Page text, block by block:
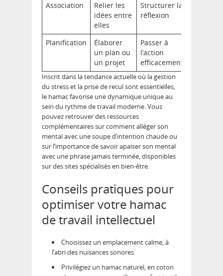
Association
Relier les
idées entre
elles
Structurer la
réflexion
Planification
Élaborer
un plan ou
un projet
Passer à
l’action
efficacement
Inscrit dans la tendance actuelle où la gestion
du stress et la prise de recul sont essentielles,
le hamac favorise une dynamique unique au
sein du rythme de travail moderne. Vous
pouvez retrouver des ressources
complémentaires sur comment alléger son
mental avec une soupe d’intention chaude ou
sur l’importance de savoir apaiser son mental
avec une phrase jamais terminée, disponibles
sur des sites spécialisés en bien-être.
Conseils pratiques pour
optimiser votre hamac
de travail intellectuel
Choisissez un emplacement calme, à
l’abri des nuisances sonores
Privilégiez un hamac naturel, en coton